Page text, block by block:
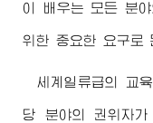
이 배우는 모든 분
위한 중요한 요구로
세계일류급의 교
당 분야의 권위자